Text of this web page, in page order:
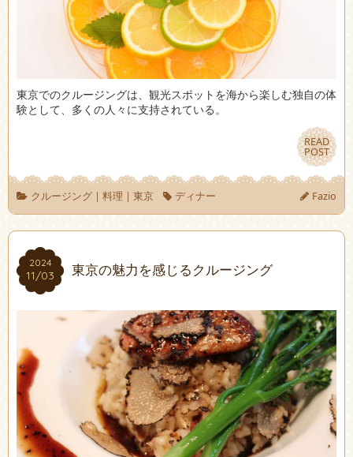
東京でのクルージングは、観光スポットを海から楽しむ独自の体
験として、多くの人々に支持されている。
READ
POST
READ
POST
クルージング| 料理 | 東京 ディナー Fazio
2024
11/03
2024
11/03 東京の魅力を感じるクルージング